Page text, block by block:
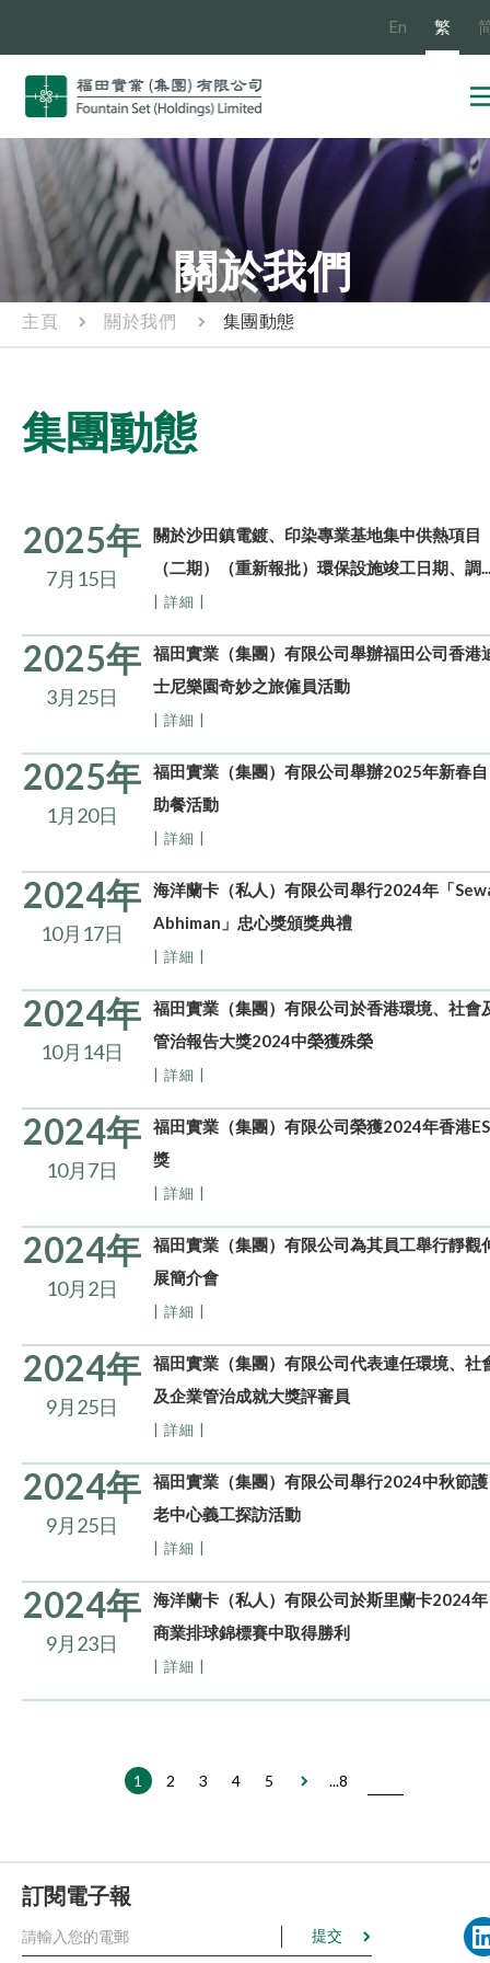
En 繁
關於我們
主頁 關於我們 集團動態
集團動態
2025年
7月15日
關於沙田鎮電鍍、印染專業基地集中供熱項目
（二期）（重新報批）環保設施竣工日期、調...
| 詳細 |
2025年
3月25日
福田實業（集團）有限公司舉辦福田公司香港
士尼樂園奇妙之旅僱員活動
| 詳細 |
2025年
1月20日
福田實業（集團）有限公司舉辦2025年新春自
助餐活動
| 詳細 |
2024年
10月17日
海洋蘭卡（私人）有限公司舉行2024年「
Abhiman」忠心獎頒獎典禮
| 詳細 |
2024年
10月14日
福田實業（集團）有限公司於香港環境、社會
管治報告大獎2024中榮獲殊榮
| 詳細 |
2024年
10月7日
福田實業（集團）有限公司榮獲2024年香港
獎
| 詳細 |
2024年
10月2日
福田實業（集團）有限公司為其員工舉行靜觀
展簡介會
| 詳細 |
2024年
9月25日
福田實業（集團）有限公司代表連任環境、社
及企業管治成就大獎評審員
| 詳細 |
2024年
9月25日
福田實業（集團）有限公司舉行2024中秋節護
老中心義工探訪活動
| 詳細 |
2024年
9月23日
海洋蘭卡（私人）有限公司於斯里蘭卡2024年
商業排球錦標賽中取得勝利
| 詳細 |
1 2 3 4 5 ...8
訂閱電子報
提交